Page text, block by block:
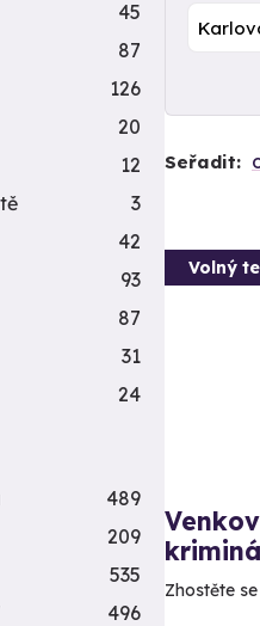
Seřadit:
Volný
Zhostěte
45
87
126
20
12
3
42
93
87
31
24
489
209
535
496